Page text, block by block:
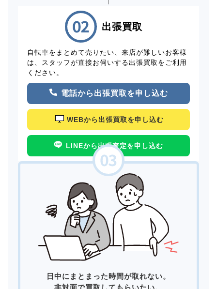
出張買取
自転車をまとめて売りたい、来店が難しいお客様
は、スタッフが直接お伺いする出張買取をご利用
ください。
電話から出張買取を申し込む
WEBから出張買取を申し込む
LINEから出張査定を申し込む
日中にまとまった時間が取れない。